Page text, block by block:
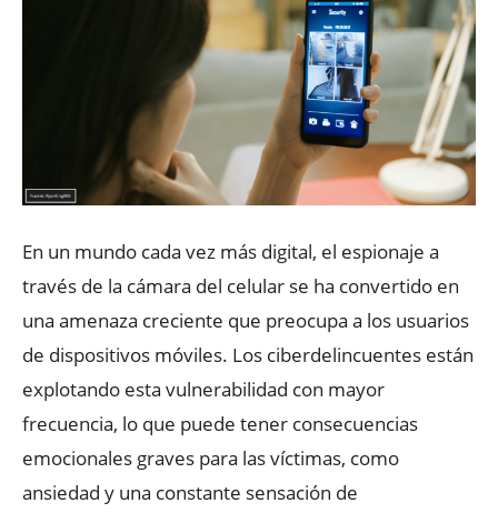
En un mundo cada vez más digital, el espionaje a
través de la cámara del celular se ha convertido en
una amenaza creciente que preocupa a los usuarios
de dispositivos móviles. Los ciberdelincuentes están
explotando esta vulnerabilidad con mayor
frecuencia, lo que puede tener consecuencias
emocionales graves para las víctimas, como
ansiedad y una constante sensación de